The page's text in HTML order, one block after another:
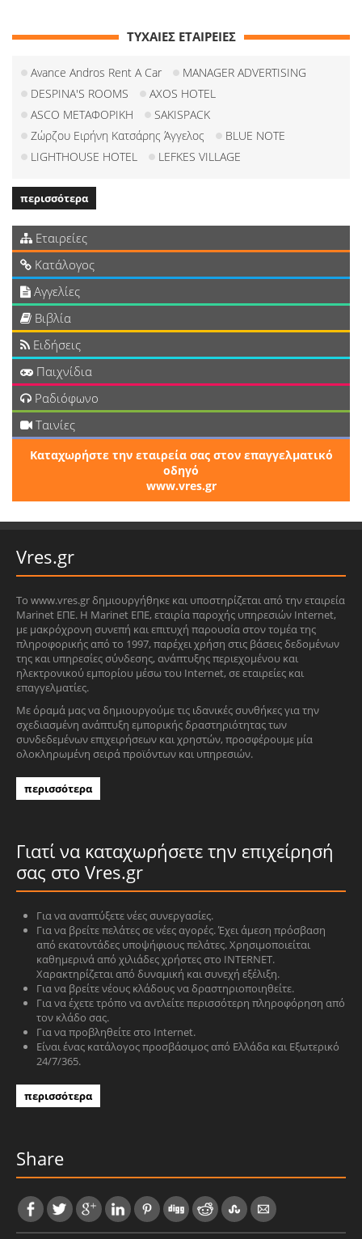
ΤΥΧΑΙΕΣ ΕΤΑΙΡΕΙΕΣ
Avance Andros Rent A Car
MANAGER ADVERTISING
DESPINA'S ROOMS
AXOS HOTEL
ASCO ΜΕΤΑΦΟΡΙΚΗ
SAKISPACK
Ζώρζου Ειρήνη Κατσάρης Άγγελος
BLUE NOTE
LIGHTHOUSE HOTEL
LEFKES VILLAGE
περισσότερα
Εταιρείες
Κατάλογος
Αγγελίες
Βιβλία
Ειδήσεις
Παιχνίδια
Ραδιόφωνο
Ταινίες
Καταχωρήστε την εταιρεία σας στον επαγγελματικό
οδηγό
www.vres.gr
Vres.gr
Το www.vres.gr δημιουργήθηκε και υποστηρίζεται από την εταιρεία
Marinet ΕΠΕ. Η Marinet ΕΠΕ, εταιρία παροχής υπηρεσιών Internet,
με μακρόχρονη συνεπή και επιτυχή παρουσία στον τομέα της
πληροφορικής από το 1997, παρέχει χρήση στις βάσεις δεδομένων
της και υπηρεσίες σύνδεσης, ανάπτυξης περιεχομένου και
ηλεκτρονικού εμπορίου μέσω του Internet, σε εταιρείες και
επαγγελματίες.
Με όραμά μας να δημιουργούμε τις ιδανικές συνθήκες για την
σχεδιασμένη ανάπτυξη εμπορικής δραστηριότητας των
συνδεδεμένων επιχειρήσεων και χρηστών, προσφέρουμε μία
ολοκληρωμένη σειρά προϊόντων και υπηρεσιών.
περισσότερα
Γιατί να καταχωρήσετε την επιχείρησή
σας στο Vres.gr
Για να αναπτύξετε νέες συνεργασίες.
Για να βρείτε πελάτες σε νέες αγορές. Έχει άμεση πρόσβαση
από εκατοντάδες υποψήφιους πελάτες. Χρησιμοποιείται
καθημερινά από χιλιάδες χρήστες στο INTERNET.
Χαρακτηρίζεται από δυναμική και συνεχή εξέλιξη.
Για να βρείτε νέους κλάδους να δραστηριοποιηθείτε.
Για να έχετε τρόπο να αντλείτε περισσότερη πληροφόρηση από
τον κλάδο σας.
Για να προβληθείτε στο Internet.
Είναι ένας κατάλογος προσβάσιμος από Ελλάδα και Εξωτερικό
24/7/365.
περισσότερα
Share